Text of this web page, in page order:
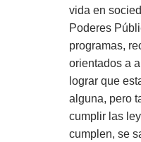
vida en
Poderes
programas,
orientados a
lograr que
alguna, pero
cumplir las
cumplen, se